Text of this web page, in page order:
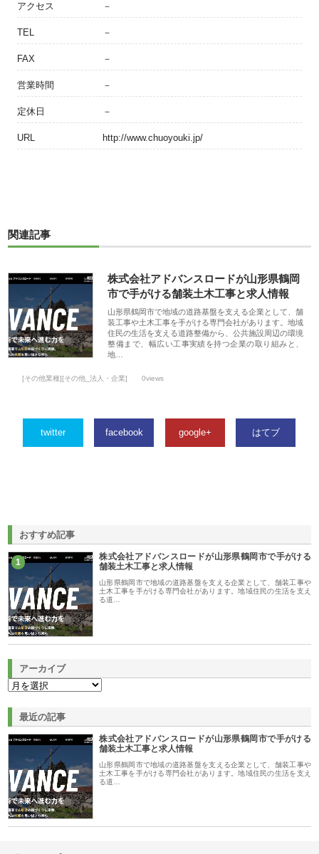
アクセス －
TEL －
FAX －
営業時間 －
定休日 －
URL http://www.chuoyouki.jp/
関連記事
株式会社アドバンスロードが山形県鶴岡
市で手がける舗装土木工事と求人情報
山形県鶴岡市で地域の道路基盤を支える企業として、舗
装工事や土木工事を手がける専門会社があります。地域
住民の生活を支える道路整備から、公共施設周辺の環境
整備まで、幅広い工事実績を持つ企業の取り組みと、
地…
[その他業種][その他_法人・企業] 0views
twitter facebook google+ はてブ
おすすめ記事
1
株式会社アドバンスロードが山形県鶴岡市で手がける
舗装土木工事と求人情報
山形県鶴岡市で地域の道路基盤を支える企業として、舗装工事や
土木工事を手がける専門会社があります。地域住民の生活を支え
る道…
アーカイブ
最近の記事
株式会社アドバンスロードが山形県鶴岡市で手がける
舗装土木工事と求人情報
山形県鶴岡市で地域の道路基盤を支える企業として、舗装工事や
土木工事を手がける専門会社があります。地域住民の生活を支え
る道…